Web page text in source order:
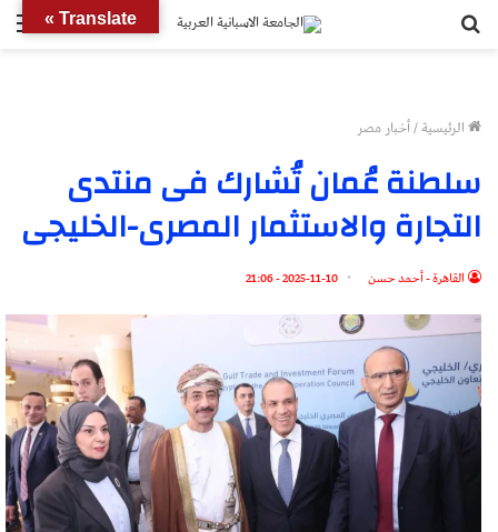
الرئيسية/أخبار مصر
سلطنة عُمان تُشارك فى منتدى
التجارة والاستثمار المصرى-الخليجى
القاهرة - أحمد حسن 2025-11-10 - 21:06
Translate »